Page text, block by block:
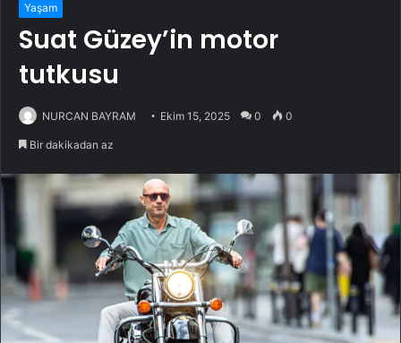
Yaşam
Suat Güzey’in motor
tutkusu
NURCAN BAYRAM Ekim 15, 2025 0 0
Bir dakikadan az